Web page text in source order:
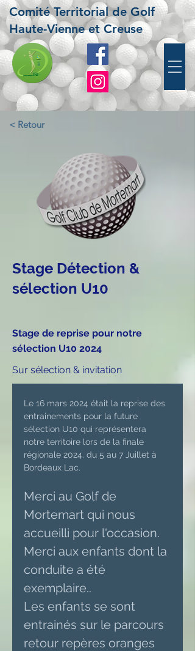
Comité Territorial de Golf
Haute-Vienne et Creuse
< Retour
Stage Détection &
sélection U10
Stage de reprise pour notre
sélection U10 2024
Sur sélection & invitation
Le 16 mars 2024 était la reprise des
entrainements pour la future
sélection U10 qui représentera
notre territoire lors de la finale
régionale 2024. du 5 au 7 Juillet à
Bordeaux Lac.
Merci au Golf de
Mortemart qui nous
accueilli pour l'occasion.
Merci aux enfants dont la
conduite a été
exemplaire..
Les enfants se sont
entrainés sur le parcours
retour repères oranges